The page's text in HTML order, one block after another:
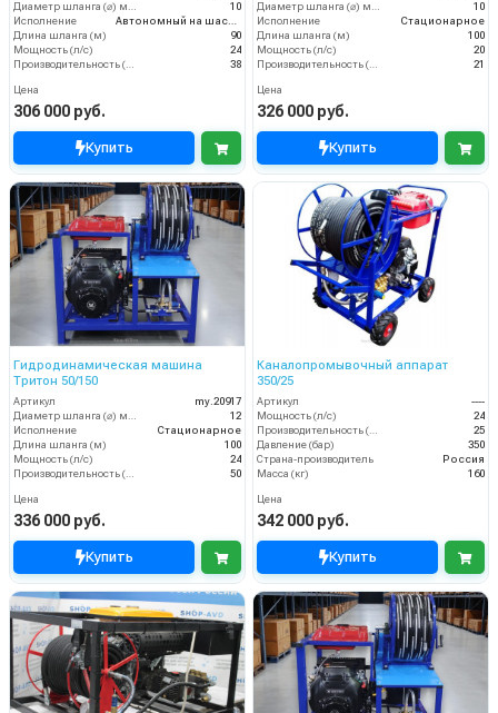
Диаметр шланга (⌀) мм:
10
Исполнение
Автономный на шасси
Длина шланга (м)
90
Мощность (л/с)
24
Производительность (л/мин)
38
Цена
306 000 руб.
Купить
Диаметр шланга (⌀) мм:
10
Исполнение
Стационарное
Длина шланга (м)
100
Мощность (л/с)
20
Производительность (л/мин)
21
Цена
326 000 руб.
Купить
Гидродинамическая машина
Тритон 50/150
Артикул
my.20917
Диаметр шланга (⌀) мм:
12
Исполнение
Стационарное
Длина шланга (м)
100
Мощность (л/с)
24
Производительность (л/мин)
50
Цена
336 000 руб.
Купить
Каналопромывочный аппарат
350/25
Артикул
----
Мощность (л/с)
24
Производительность (л/мин)
25
Давление (бар)
350
Страна-производитель
Россия
Масса (кг)
160
Цена
342 000 руб.
Купить